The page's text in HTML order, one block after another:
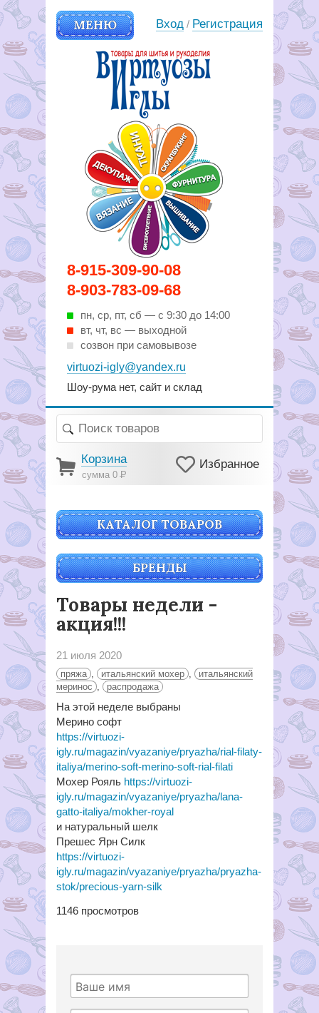
8-915-309-90-08
8-903-783-09-68
пн, ср, пт, cб — с 9:30 до 14:00
вт, чт, вс — выходной
созвон при самовывозе
virtuozi-igly@yandex.ru
Шоу-рума нет, сайт и склад
МЕНЮ
Вирутозы иглы. Товары для
шитья и рукоделья
Вход / Регистрация
Корзина
сумма 0Р
Избранное
КАТАЛОГ ТОВАРОВ
БРЕНДЫ
Товары недели -
акция!!!
21 июля 2020
пряжа , итальянский мохер ,
итальянский
меринос , распродажа
На этой неделе выбраны
Мерино софт
https://virtuozi-
igly.ru/magazin/vyazaniye/pryazha/rial-filaty-
italiya/merino-soft-merino-soft-rial-filati
Мохер Рояль https://virtuozi-
igly.ru/magazin/vyazaniye/pryazha/lana-
gatto-italiya/mokher-royal
и натуральный шелк
Прешес Ярн Силк
https://virtuozi-
igly.ru/magazin/vyazaniye/pryazha/pryazha-
stok/precious-yarn-silk
1146 просмотров